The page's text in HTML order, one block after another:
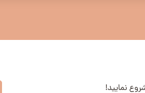
نمایید!